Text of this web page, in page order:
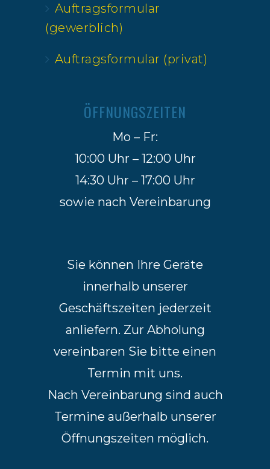
Auftragsformular
(gewerblich)
Auftragsformular (privat)
ÖFFNUNGSZEITEN
Mo – Fr:
10:00 Uhr – 12:00 Uhr
14:30 Uhr – 17:00 Uhr
sowie nach Vereinbarung
Sie können Ihre Geräte
innerhalb unserer
Geschäftszeiten jederzeit
anliefern. Zur Abholung
vereinbaren Sie bitte einen
Termin mit uns.
Nach Vereinbarung sind auch
Termine außerhalb unserer
Öffnungszeiten möglich.